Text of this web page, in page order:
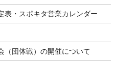
表・スポキタ営業カレンダー
（団体戦）の開催について